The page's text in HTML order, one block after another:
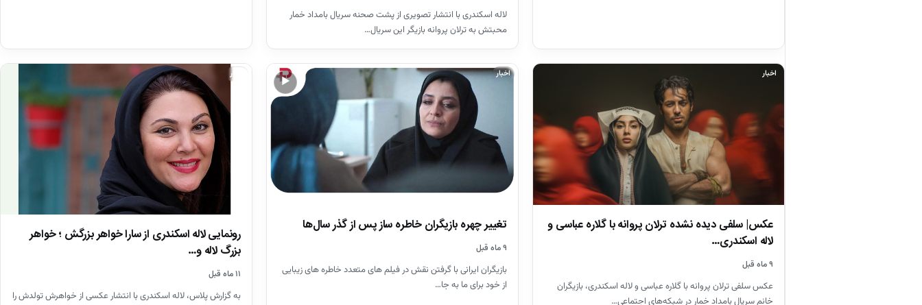
لاله اسکندری با انتشار تصویری از پشت صحنه سریال بامداد خمار
محبتش به ترلان پروانه بازیگر این سریال…
اخبار
عکس| سلفی دیده نشده ترلان پروانه با گلاره عباسی و
لاله اسکندری…
۹ ماه قبل
عکس سلفی ترلان پروانه با گلاره عباسی و لاله اسکندری، بازیگران
خانم سریال بامداد خمار در شبکه‌های اجتماعی…
▶
اخبار
تغییر چهره بازیگران خاطره ساز پس از گذر سال‌ها
۹ ماه قبل
بازیگران ایرانی با گرفتن نقش در فیلم های متعدد خاطره های زیبایی
از خود برای ما به جا…
اخبار
رونمایی لاله اسکندری از سارا خواهر بزرگش ؛ خواهر
بزرگ لاله و…
۱۱ ماه قبل
به گزارش پلاس، لاله اسکندری با انتشار عکسی از خواهرش تولدش را